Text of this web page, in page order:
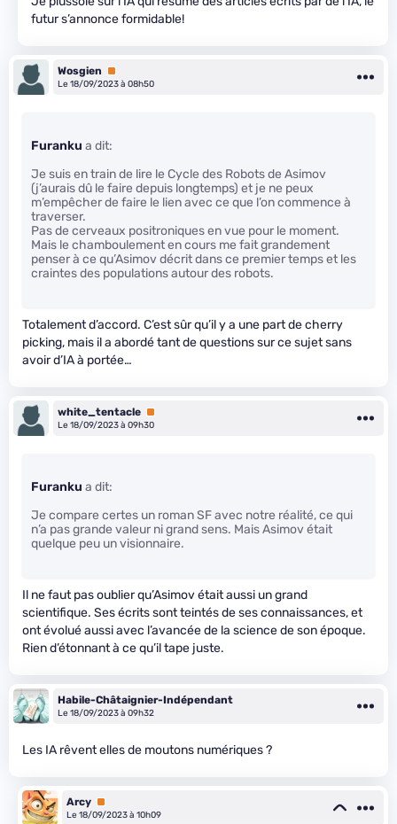
futur s’annonce formidable!
Wosgien
Premium
Le 18/09/2023 à 08h50
Furanku a dit:
Je suis en train de lire le Cycle des Robots de Asimov
(j’aurais dû le faire depuis longtemps) et je ne peux
m’empêcher de faire le lien avec ce que l’on commence à
traverser.
Pas de cerveaux positroniques en vue pour le moment.
Mais le chamboulement en cours me fait grandement
penser à ce qu’Asimov décrit dans ce premier temps et les
craintes des populations autour des robots.
Totalement d’accord. C’est sûr qu’il y a une part de cherry
picking, mais il a abordé tant de questions sur ce sujet sans
avoir d’IA à portée…
white_tentacle Premium
Le 18/09/2023 à 09h30
Furanku a dit:
Je compare certes un roman SF avec notre réalité, ce qui
n’a pas grande valeur ni grand sens. Mais Asimov était
quelque peu un visionnaire.
Il ne faut pas oublier qu’Asimov était aussi un grand
scientifique. Ses écrits sont teintés de ses connaissances, et
ont évolué aussi avec l’avancée de la science de son époque.
Rien d’étonnant à ce qu’il tape juste.
Habile-Châtaignier-Indépendant
Le 18/09/2023 à 09h32
Les IA rêvent elles de moutons numériques ?
Arcy Premium
Le 18/09/2023 à 10h09